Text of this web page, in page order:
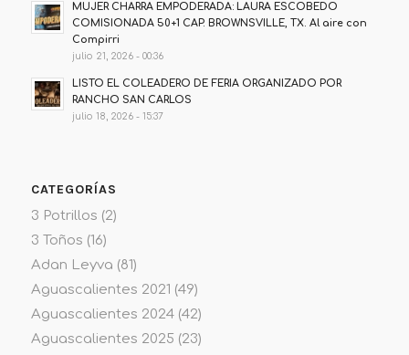
MUJER CHARRA EMPODERADA: LAURA ESCOBEDO
COMISIONADA 50+1 CAP. BROWNSVILLE, TX. Al aire con
Compirri
julio 21, 2026 - 00:36
LISTO EL COLEADERO DE FERIA ORGANIZADO POR
RANCHO SAN CARLOS
julio 18, 2026 - 15:37
CATEGORÍAS
3 Potrillos (2)
3 Toños (16)
Adan Leyva (81)
Aguascalientes 2021 (49)
Aguascalientes 2024(42)
Aguascalientes 2025 (23)